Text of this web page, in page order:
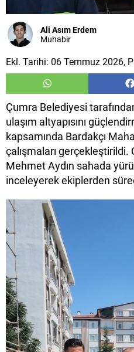
Ali Asım Erdem
Muhabir
Ekl. Tarihi: 06 Temmuz 2026,
Çumra Belediyesi
ulaşım altyapısını
kapsamında Bardakçı
çalışmaları gerçekleştirildi.
Mehmet Aydın sahada
inceleyerek ekiplerden